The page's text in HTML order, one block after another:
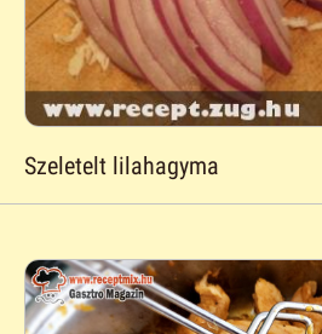
Szeletelt lilahagyma